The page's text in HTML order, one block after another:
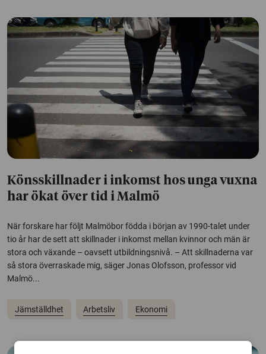
Könsskillnader i inkomst hos unga vuxna
har ökat över tid i Malmö
När forskare har följt Malmöbor födda i början av 1990-talet under
tio år har de sett att skillnader i inkomst mellan kvinnor och män är
stora och växande – oavsett utbildningsnivå. – Att skillnaderna var
så stora överraskade mig, säger Jonas Olofsson, professor vid
Malmö...
Jämställdhet Arbetsliv Ekonomi